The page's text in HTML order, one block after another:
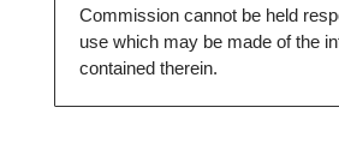
Commission cannot be held
use which may be made of the
contained therein.